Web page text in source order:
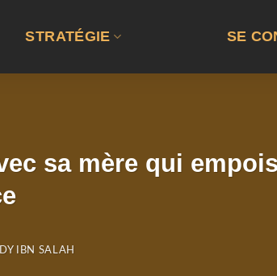
STRATÉGIE SE
sa mère qui
IBN SALAH